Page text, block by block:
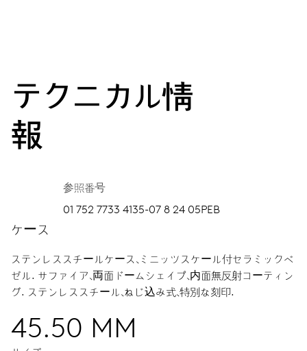
テクニカル情
報
参照番号
01 752 7733 4135-07 8 24 05PEB
ケース
ステンレススチールケース、ミニッツスケール付セラミックベ
ゼル. サファイア、両面ドームシェイプ、内面無反射コーティン
グ. ステンレススチール、ねじ込み式、特別な刻印.
45.50 MM